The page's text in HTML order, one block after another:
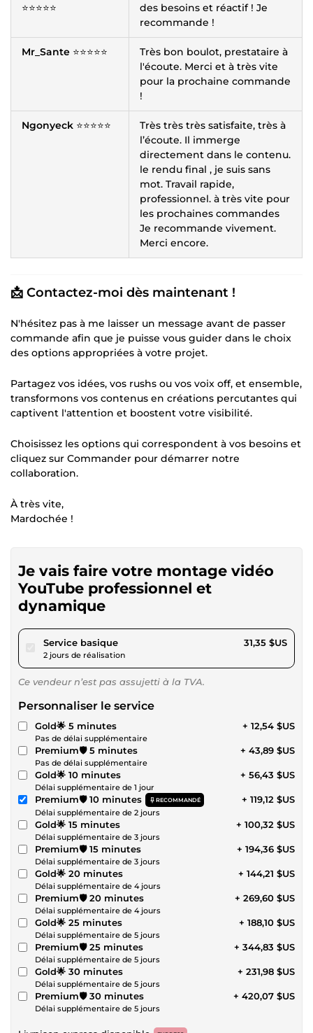
⭐⭐⭐⭐⭐
des besoins et réactif ! Je
recommande !
Mr_Sante ⭐⭐⭐⭐⭐
Très bon boulot, prestataire à
l'écoute. Merci et à très vite
pour la prochaine commande
!
Ngonyeck ⭐⭐⭐⭐⭐
Très très très satisfaite, très à
l’écoute. Il immerge
directement dans le contenu.
le rendu final , je suis sans
mot. Travail rapide,
professionnel. à très vite pour
les prochaines commandes
Je recommande vivement.
Merci encore.
📩 Contactez-moi dès maintenant !
N'hésitez pas à me laisser un message avant de passer
commande afin que je puisse vous guider dans le choix
des options appropriées à votre projet.
Partagez vos idées, vos rushs ou vos voix off, et ensemble,
transformons vos contenus en créations percutantes qui
captivent l'attention et boostent votre visibilité.
Choisissez les options qui correspondent à vos besoins et
cliquez sur Commander pour démarrer notre
collaboration.
À très vite,
Mardochée !
Je vais faire votre montage vidéo
YouTube professionnel et
dynamique
Service basiquepour 28,89 $US
2 jours de réalisation
31,35 $US
Ce vendeur n’est pas assujetti à la TVA.
Personnaliser le service
Gold🌟 5 minutes
Pas de délai supplémentaire
+ 12,54 $US
Premium🛡️ 5 minutes
Pas de délai supplémentaire
+ 43,89 $US
Gold🌟 10 minutes
Délai supplémentaire de 1 jour
+ 56,43 $US
Premium🛡️ 10 minutes RECOMMANDÉ
Délai supplémentaire de 2 jours
+ 119,12 $US
Gold🌟 15 minutes
Délai supplémentaire de 3 jours
+ 100,32 $US
Premium🛡️ 15 minutes
Délai supplémentaire de 3 jours
+ 194,36 $US
Gold🌟 20 minutes
Délai supplémentaire de 4 jours
+ 144,21 $US
Premium🛡️ 20 minutes
Délai supplémentaire de 4 jours
+ 269,60 $US
Gold🌟 25 minutes
Délai supplémentaire de 5 jours
+ 188,10 $US
Premium🛡️ 25 minutes
Délai supplémentaire de 5 jours
+ 344,83 $US
Gold🌟 30 minutes
Délai supplémentaire de 5 jours
+ 231,98 $US
Premium🛡️ 30 minutes
Délai supplémentaire de 5 jours
+ 420,07 $US